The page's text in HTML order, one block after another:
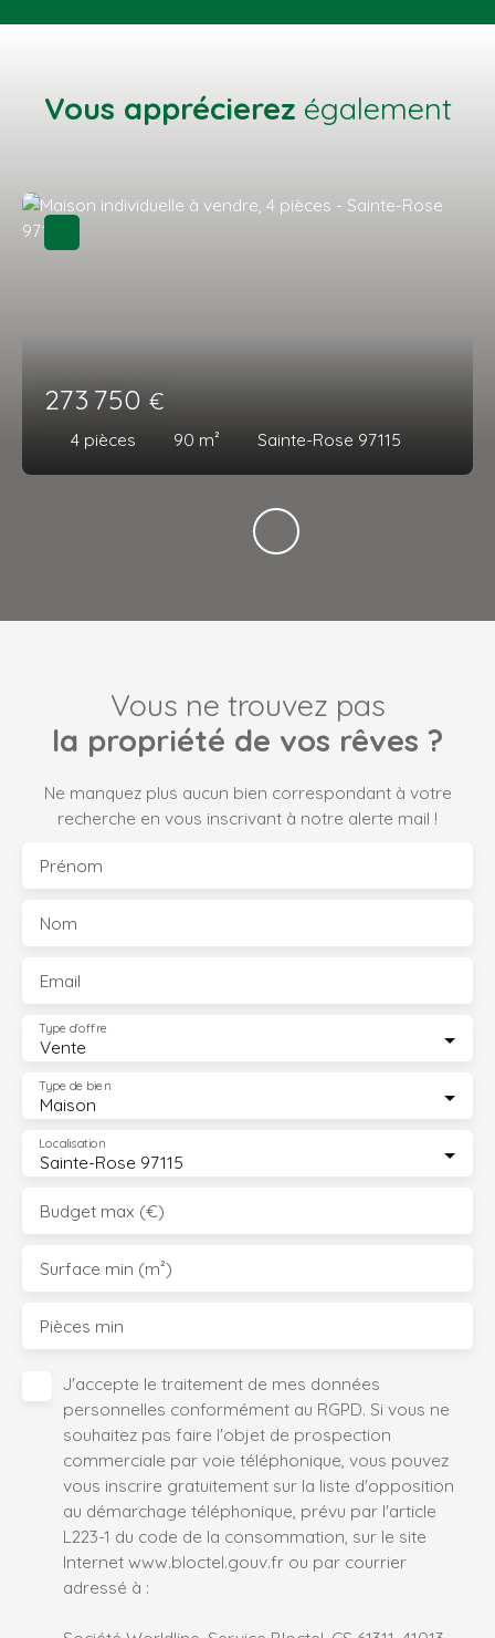
Vous apprécierez également
273 750 €
4 pièces 90 m² Sainte-Rose 97115
Vous ne trouvez pas
la propriété de vos rêves ?
Ne manquez plus aucun bien correspondant à votre
recherche en vous inscrivant à notre alerte mail !
Prénom
Nom
Email
Vente
Type d'offre
Maison
Type de bien
Sainte-Rose 97115
Localisation
Budget max (€)
Surface min (m²)
Pièces min
J'accepte le traitement de mes données
personnelles conformément au RGPD. Si vous ne
souhaitez pas faire l'objet de prospection
commerciale par voie téléphonique, vous pouvez
vous inscrire gratuitement sur la liste d'opposition
au démarchage téléphonique, prévu par l'article
L223-1 du code de la consommation, sur le site
Internet www.bloctel.gouv.fr ou par courrier
adressé à :